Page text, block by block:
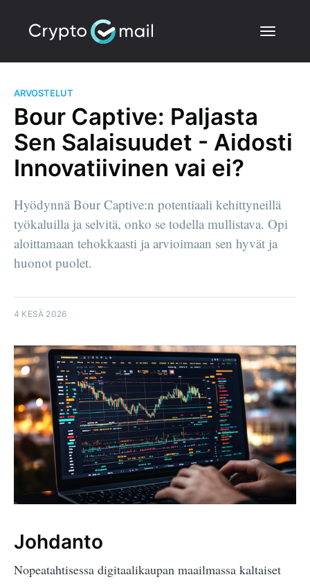
ARVOSTELUT
Bour Captive: Paljasta
Sen Salaisuudet - Aidosti
Innovatiivinen vai ei?
Hyödynnä Bour Captive:n potentiaali kehittyneillä
työkaluilla ja selvitä, onko se todella mullistava. Opi
aloittamaan tehokkaasti ja arvioimaan sen hyvät ja
huonot puolet.
4 KESÄ 2026
Johdanto
Nopeatahtisessa digitaalikaupan maailmassa kaltaiset